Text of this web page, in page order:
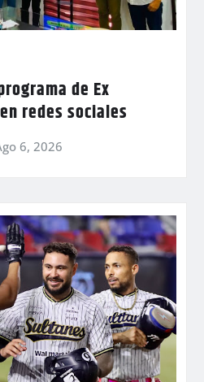
de Ex
redes sociales
6, 2026